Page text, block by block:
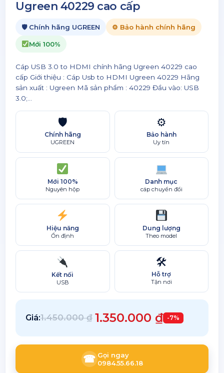
Ugreen 40229 cao cấp
🛡 Chính hãng UGREEN ⚙ Bảo hành chính hãng
Mới 100%
Cáp USB 3.0 to HDMI chính hãng Ugreen 40229 cao
cấp Giới thiệu : Cáp Usb to HDMI Ugreen 40229 Hãng
sản xuất : Ugreen Mã sản phẩm : 40229 Đầu vào: USB
3.0;...
🛡
Chính hãng
UGREEN
⚙
Bảo hành
Uy tín
Mới 100%
Nguyên hộp
Danh mục
cáp chuyển đổi
Hiệu năng
Ổn định
Dung lượng
Theo model
Kết nối
USB
🛠
Hỗ trợ
Tận nơi
Giá:1.450.000₫ 1.350.000 ₫ -7%
☎ Gọi ngay
0984.55.66.18